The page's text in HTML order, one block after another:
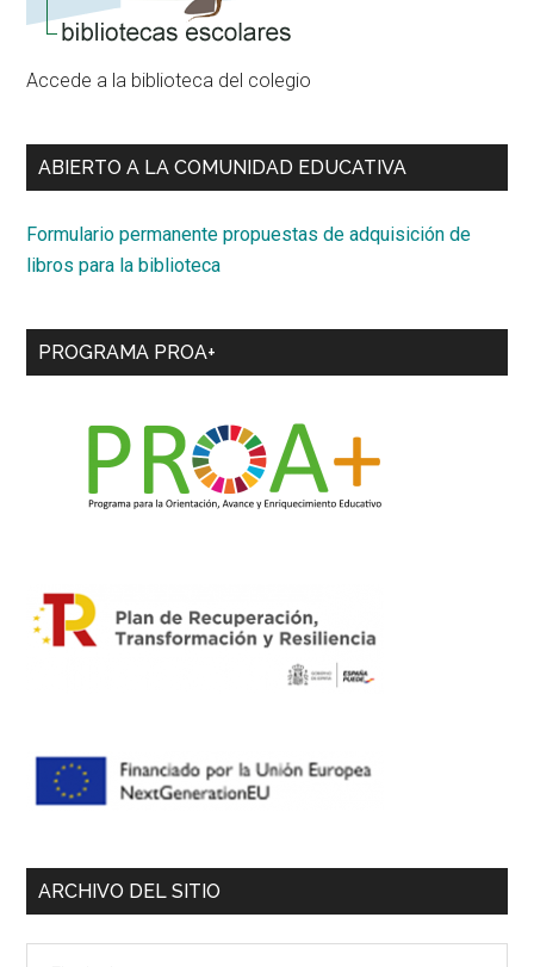
Accede a la biblioteca del colegio
ABIERTO A LA COMUNIDAD EDUCATIVA
Formulario permanente propuestas de adquisición de
libros para la biblioteca
PROGRAMA PROA+
ARCHIVO DEL SITIO